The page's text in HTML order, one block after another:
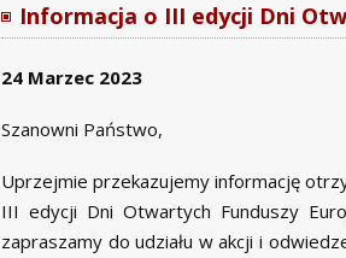
Informacja o III edycji Dni
24 Marzec 2023
Szanowni Państwo,
Uprzejmie przekazujemy informację
III edycji Dni Otwartych Funduszy
zapraszamy do udziału w akcji i